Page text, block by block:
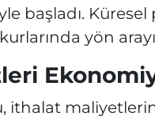
başladı.
yön
ithalat